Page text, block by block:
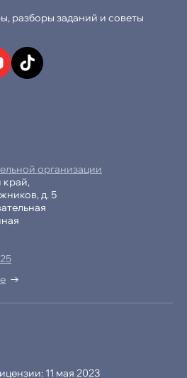
при оплате в рассрочку
организации
край,
д. 5
разборы заданий и советы
11 мая 2023